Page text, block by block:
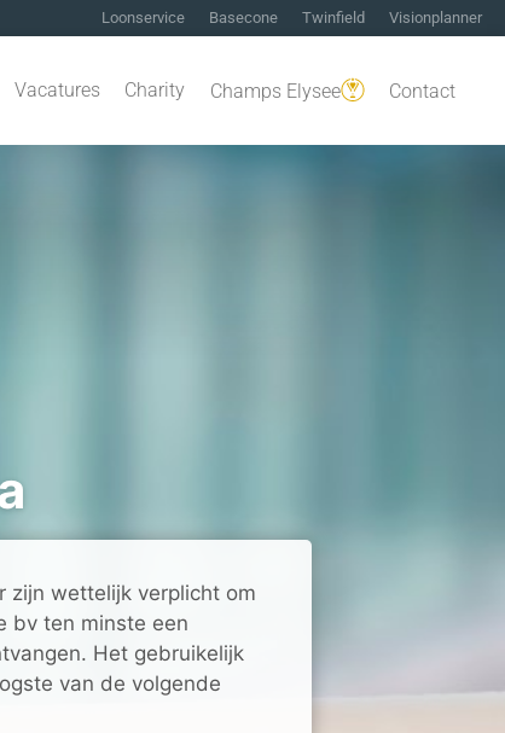
Loonservice Basecone Twinfield Visionplanner
Vacatures Charity Champs Elysee Contact
zijn wettelijk verplicht om
bv ten minste een
Het gebruikelijk
van de volgende